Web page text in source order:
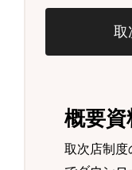
取
概要資
取次店制度